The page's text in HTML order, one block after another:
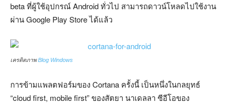
beta ที่ผู้ใช้อุปกรณ์ Android ทั่วไป สามารถดาวน์โหลดไปใช้งาน
ผ่าน Google Play Store ได้แล้ว
เครดิตภาพBlog Windows
การข้ามแพลตฟอร์มของ Cortana ครั้งนี้ เป็นหนึ่งในกลยุทธ์
“cloud first, mobile first” ของสัตยา นาเดลลา ซีอีโอของ